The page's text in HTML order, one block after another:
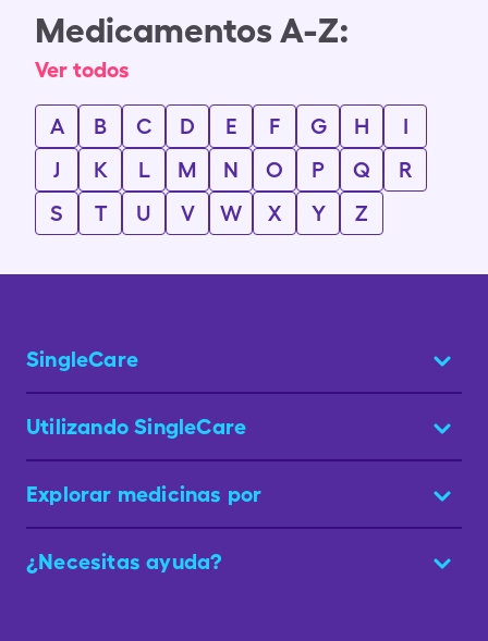
Medicamentos A-Z:
Ver todos
A B C D E F G H
I
J
K L M N O P Q
R
S
T U V W X Y Z
SingleCare
Utilizando SingleCare
Explorar medicinas por
¿Necesitas ayuda?